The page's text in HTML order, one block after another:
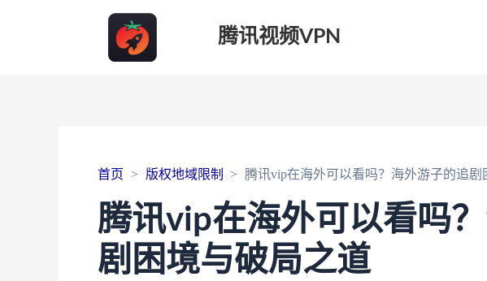
腾讯视频VPN
首页 版权地域限制 腾讯vip在海外可以看吗？海外游子的追剧
腾讯vip在海外可以看吗
剧困境与破局之道